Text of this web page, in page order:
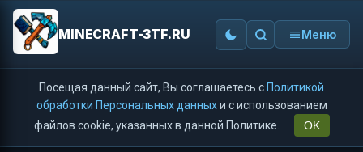
MINECRAFT-3TF.RU Меню
Посещая данный сайт, Вы соглашаетесь с Политикой
обработки Персональных данныхи с использованием
файлов cookie, указанных в данной Политике.
OK